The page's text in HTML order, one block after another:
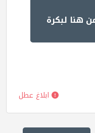
هنا لبكرة
ابلاغ عطل